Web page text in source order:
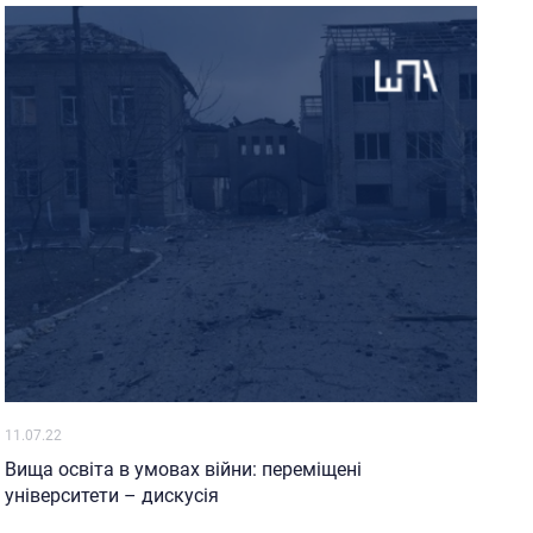
11.07.22
Вища освіта в умовах війни: переміщені
університети – дискусія